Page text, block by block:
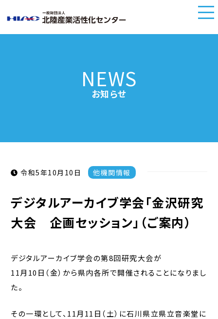
NEWS
お知らせ
令和5年10月10日 他機関情報
デジタルアーカイブ学会「金沢研究
大会 企画セッション」（ご案内）
デジタルアーカイブ学会の第8回研究大会が
11月10日（金）から県内各所で開催されることになりまし
た。
その一環として、11月11日（土）に石川県立県立音楽堂に